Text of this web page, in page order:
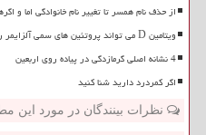
از حذف نام همسر تا تغییر نام خانوادگی اما و
ویتامین D می تواند پروتئین های سمی آلزایمر را کم کند
4 نشانه اصلی گرمازدگی در پیاده روی اربعین
اگر کمردرد دارید شنا کنید
نظرات بینندگان در مورد این